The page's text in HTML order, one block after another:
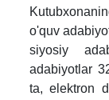
o'quv
siyosiy
adabiyotlar
ta, elektron